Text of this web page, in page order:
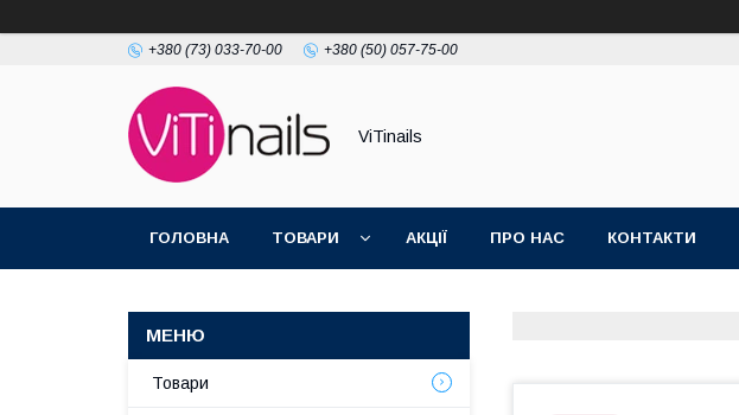
+380 (73) 033-70-00 +380 (50) 057-75-00
ViTinails
ГОЛОВНА ТОВАРИ АКЦІЇ ПРО НАС КОНТАКТИ
Товари